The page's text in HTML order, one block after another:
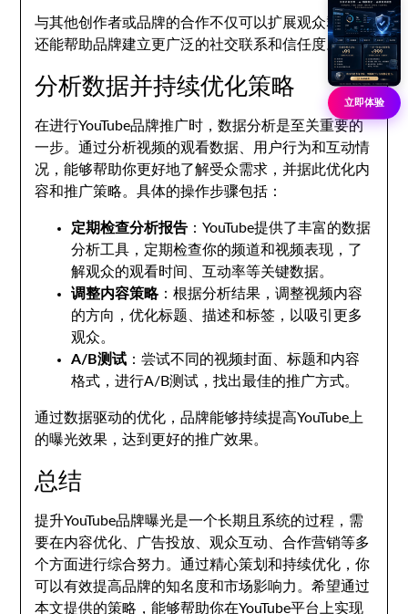
与其他创作者或品牌的合作不仅可以扩展观众群体，
还能帮助品牌建立更广泛的社交联系和信任度。
分析数据并持续优化策略
在进行YouTube品牌推广时，数据分析是至关重要的
一步。通过分析视频的观看数据、用户行为和互动情
况，能够帮助你更好地了解受众需求，并据此优化内
容和推广策略。具体的操作步骤包括：
定期检查分析报告 ：YouTube提供了丰富的数据
分析工具，定期检查你的频道和视频表现，了
解观众的观看时间、互动率等关键数据。
调整内容策略：根据分析结果，调整视频内容
的方向，优化标题、描述和标签，以吸引更多
观众。
A/B测试 ：尝试不同的视频封面、标题和内容
格式，进行A/B测试，找出最佳的推广方式。
通过数据驱动的优化，品牌能够持续提高YouTube上
的曝光效果，达到更好的推广效果。
总结
提升YouTube品牌曝光是一个长期且系统的过程，需
要在内容优化、广告投放、观众互动、合作营销等多
个方面进行综合努力。通过精心策划和持续优化，你
可以有效提高品牌的知名度和市场影响力。希望通过
本文提供的策略，能够帮助你在YouTube平台上实现
立即体验